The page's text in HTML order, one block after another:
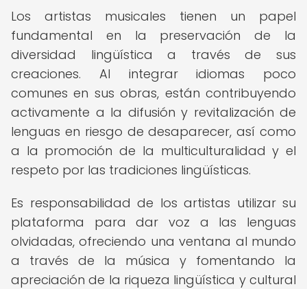
Los artistas musicales tienen un papel
fundamental en la preservación de la
diversidad lingüística a través de sus
creaciones. Al integrar idiomas poco
comunes en sus obras, están contribuyendo
activamente a la difusión y revitalización de
lenguas en riesgo de desaparecer, así como
a la promoción de la multiculturalidad y el
respeto por las tradiciones lingüísticas.
Es responsabilidad de los artistas utilizar su
plataforma para dar voz a las lenguas
olvidadas, ofreciendo una ventana al mundo
a través de la música y fomentando la
apreciación de la riqueza lingüística y cultural